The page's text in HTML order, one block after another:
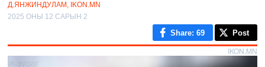
Д.ЯНЖИНДУЛАМ, IKON.MN
2025 ОНЫ 12 САРЫН 2
Share: 69 Post
IKON.MN